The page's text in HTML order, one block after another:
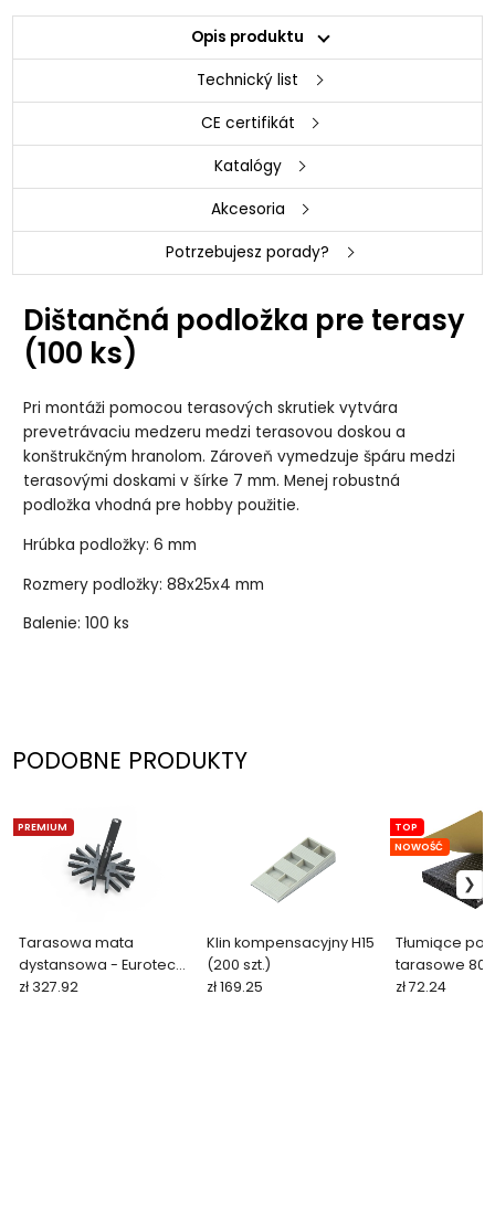
Opis produktu
Technický list
CE certifikát
Katalógy
Akcesoria
Potrzebujesz porady?
Dištančná podložka pre terasy
(100 ks)
Pri montáži pomocou terasových skrutiek vytvára
prevetrávaciu medzeru medzi terasovou doskou a
konštrukčným hranolom. Zároveň vymedzuje špáru medzi
terasovými doskami v šírke 7 mm. Menej robustná
podložka vhodná pre hobby použitie.
Hrúbka podložky: 6 mm
Rozmery podložky: 88x25x4 mm
Balenie: 100 ks
PODOBNE PRODUKTY
Tarasowa mata
dystansowa - Eurotec
Distance-Star
PREMIUM
zł 327.92
Klin kompensacyjny H15
(200 szt.)
zł 169.25
Tłumiące
tarasowe
TOP
NOWOŚĆ
zł 72.24